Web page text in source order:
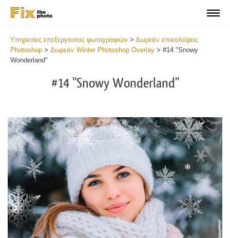
Υπηρεσίες επεξεργασίας φωτογραφιών > Δωρεάν επικαλύψεις
Photoshop > Δωρεάν Winter Photoshop Overlay > #14 "Snowy
Wonderland"
#14 "Snowy Wonderland"